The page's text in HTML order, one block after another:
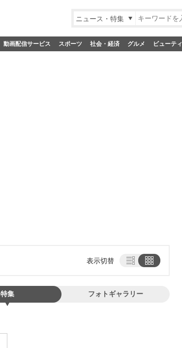
ニュース・特集
動画配信サービス スポーツ 社会・経済 グルメ ビューティ
表示切替
特集 フォトギャラリー